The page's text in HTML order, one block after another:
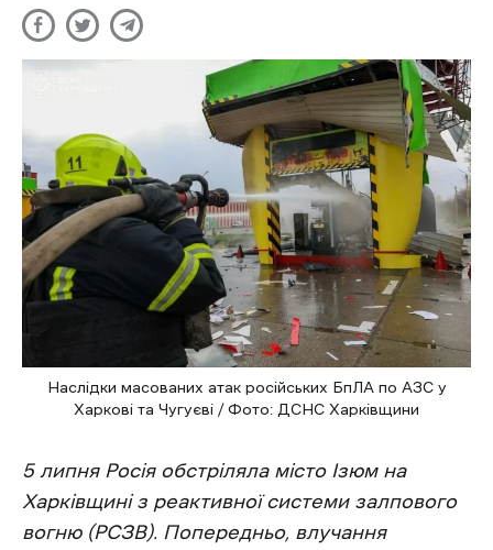
Наслідки масованих атак російських БпЛА по АЗС у
Харкові та Чугуєві / Фото: ДСНС Харківщини
5 липня Росія обстріляла місто Ізюм на
Харківщині з реактивної системи залпового
вогню (РСЗВ). Попередньо, влучання